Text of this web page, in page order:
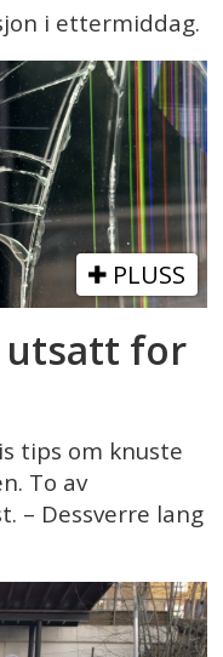
i ettermiddag.
PLUSS
utsatt for
tips om knuste
To av
– Dessverre lang